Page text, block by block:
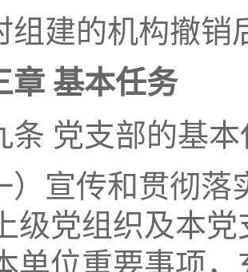
组建的机构撤销
章 基本任务
条 党支部的基
）宣传和贯彻
级党组织及本
单位重要事项